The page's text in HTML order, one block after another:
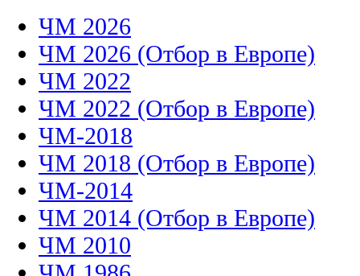
ЧМ 2026
ЧМ 2026 (Отбор в Европе)
ЧМ 2022
ЧМ 2022 (Отбор в Европе)
ЧМ-2018
ЧМ 2018 (Отбор в Европе)
ЧМ-2014
ЧМ 2014 (Отбор в Европе)
ЧМ 2010